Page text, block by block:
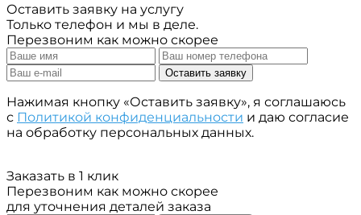
Оставить заявку на услугу
Только телефон и мы в деле.
Перезвоним как можно скорее
Оставить заявку
Нажимая кнопку «Оставить заявку», я соглашаюсь
с Политикой конфиденциальности и даю согласие
на обработку персональных данных.
Заказать в 1 клик
Перезвоним как можно скорее
для уточнения деталей заказа